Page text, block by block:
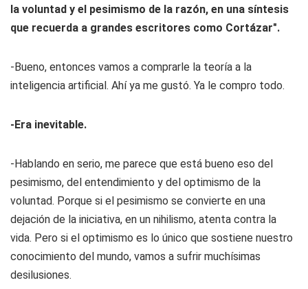
la voluntad y el pesimismo de la razón, en una síntesis
que recuerda a grandes escritores como Cortázar".
-Bueno, entonces vamos a comprarle la teoría a la
inteligencia artificial. Ahí ya me gustó. Ya le compro todo.
-Era inevitable.
-Hablando en serio, me parece que está bueno eso del
pesimismo, del entendimiento y del optimismo de la
voluntad. Porque si el pesimismo se convierte en una
dejación de la iniciativa, en un nihilismo, atenta contra la
vida. Pero si el optimismo es lo único que sostiene nuestro
conocimiento del mundo, vamos a sufrir muchísimas
desilusiones.